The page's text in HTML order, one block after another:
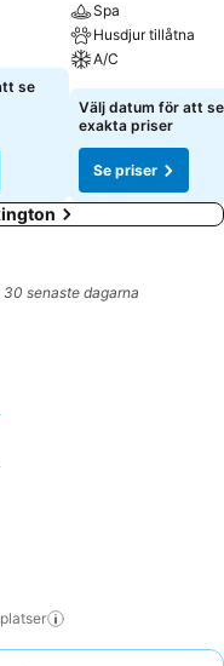
se
Spa
Husdjur tillåtna
A/C
Välj datum för att se
exakta priser
Se priser
senaste dagarna